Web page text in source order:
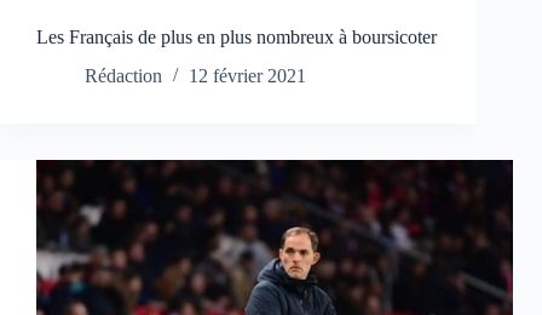
Les Français de plus en plus nombreux à boursicoter
Rédaction
12 février 2021